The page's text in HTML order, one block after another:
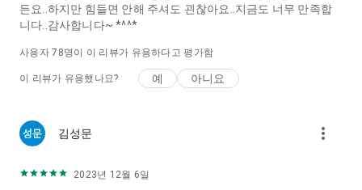
든요..하지만 힘들면 안해 주셔도 괸찮아요..지금도 너무 만족합
니다..감사합니다~ *^^*
사용자78명이 이 리뷰가 유용하다고 평가함
이 리뷰가 유용했나요? 예 아니요
김성문 more_vert
2023년 12월 6일